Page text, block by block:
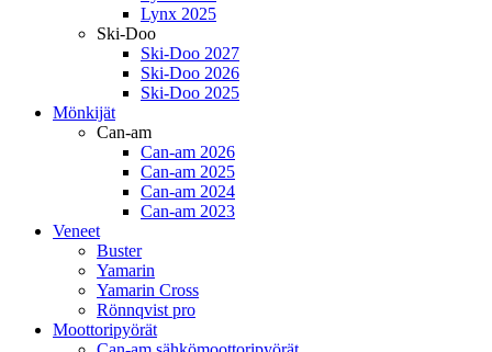
Lynx 2025
Ski-Doo
Ski-Doo 2027
Ski-Doo 2026
Ski-Doo 2025
Mönkijät
Can-am
Can-am 2026
Can-am 2025
Can-am 2024
Can-am 2023
Veneet
Buster
Yamarin
Yamarin Cross
Rönnqvist pro
Moottoripyörät